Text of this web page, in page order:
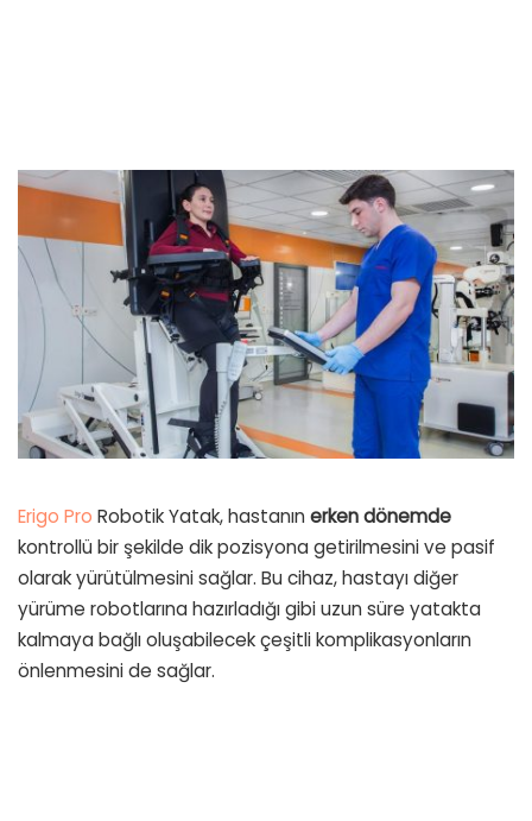
Erigo Pro Robotik Yatak, hastanın erken dönemde
kontrollü bir şekilde dik pozisyona getirilmesini ve pasif
olarak yürütülmesini sağlar. Bu cihaz, hastayı diğer
yürüme robotlarına hazırladığı gibi uzun süre yatakta
kalmaya bağlı oluşabilecek çeşitli komplikasyonların
önlenmesini de sağlar.